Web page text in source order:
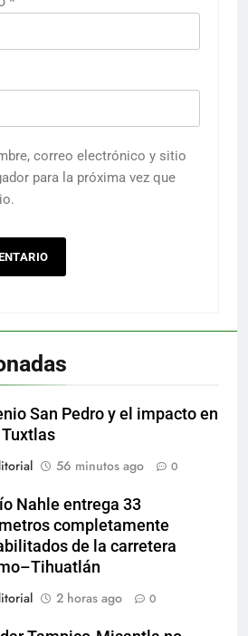
correo electrónico y sitio
para la próxima vez que
San Pedro y el impacto en
56 minutos ago 0
Nahle entrega 33
completamente
de la carretera
2 horas ago 0